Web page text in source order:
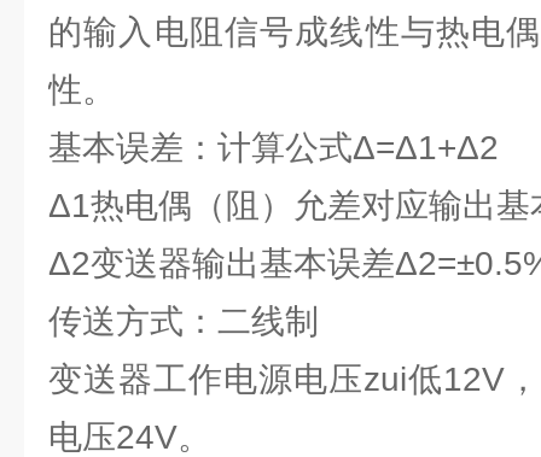
的输入电阻信号成线性与热电
性。
基本误差：计算公式Δ=Δ1+Δ2
Δ1热电偶（阻）允差对应输出基
Δ2变送器输出基本误差
传送方式：二线制
变送器工作电源电压zui低12V
电压24V。